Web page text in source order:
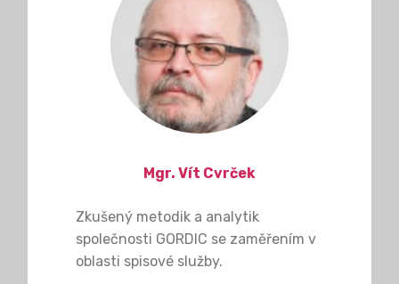
Mgr. Vít Cvrček
Zkušený metodik a analytik
společnosti GORDIC se zaměřením v
oblasti spisové služby.